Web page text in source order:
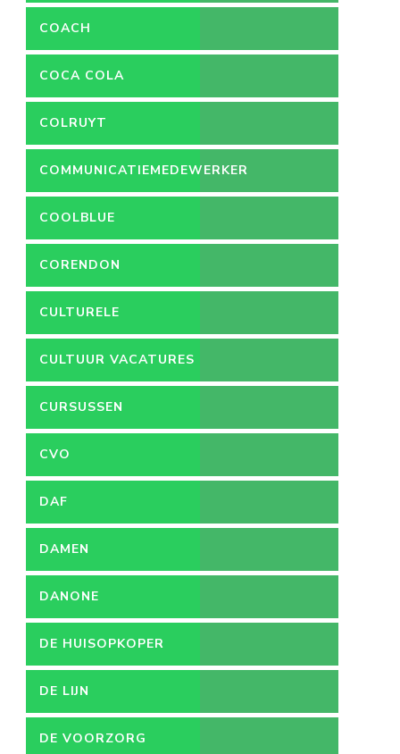
COACH
COCA COLA
COLRUYT
COMMUNICATIEMEDEWERKER
COOLBLUE
CORENDON
CULTURELE
VACATURES
CULTUUR VACATURES
CURSUSSEN
CVO
DAF
DAMEN
DANONE
DE HUISOPKOPER
DE LIJN
DE VOORZORG